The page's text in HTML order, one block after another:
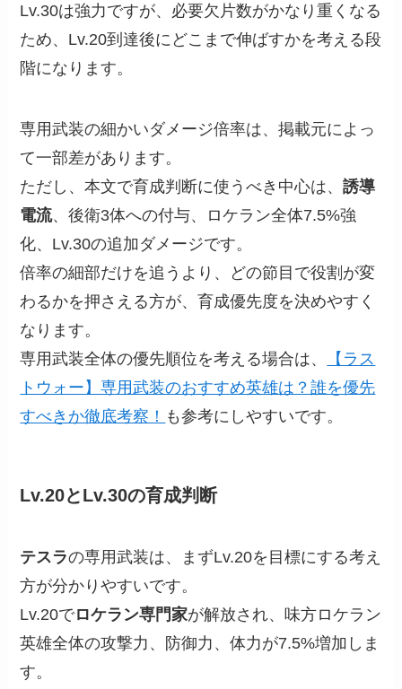
Lv.30は強力ですが、必要欠片数がかなり重くなる
ため、Lv.20到達後にどこまで伸ばすかを考える段
階になります。
専用武装の細かいダメージ倍率は、掲載元によっ
て一部差があります。
ただし、本文で育成判断に使うべき中心は、誘導
電流、後衛3体への付与、ロケラン全体7.5%強
化、Lv.30の追加ダメージです。
倍率の細部だけを追うより、どの節目で役割が変
わるかを押さえる方が、育成優先度を決めやすく
なります。
専用武装全体の優先順位を考える場合は、
【ラス
トウォー】専用武装のおすすめ英雄は？誰を優先
すべきか徹底考察！ も参考にしやすいです。
Lv.20とLv.30の育成判断
テスラの専用武装は、まずLv.20を目標にする考え
方が分かりやすいです。
Lv.20でロケラン専門家が解放され、味方ロケラン
英雄全体の攻撃力、防御力、体力が7.5%増加しま
す。